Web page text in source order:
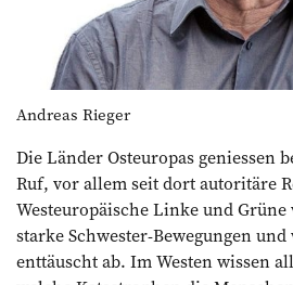
Andreas Rieger
Die Länder Osteuropas geniessen
Ruf, vor allem seit dort autoritäre
Westeuropäische Linke und
starke Schwester-Bewegungen
enttäuscht ab. Im Westen wissen